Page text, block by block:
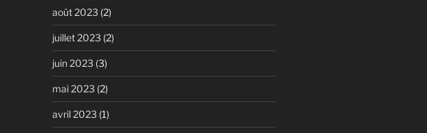
août 2023 (2)
juillet 2023 (2)
juin 2023 (3)
mai 2023 (2)
avril 2023 (1)